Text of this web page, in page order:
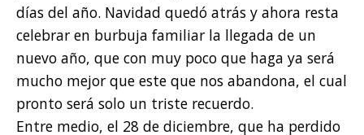
días del año. Navidad quedó atrás y ahora resta
celebrar en burbuja familiar la llegada de un
nuevo año, que con muy poco que haga ya será
mucho mejor que este que nos abandona, el cual
pronto será solo un triste recuerdo.
Entre medio, el 28 de diciembre, que ha perdido